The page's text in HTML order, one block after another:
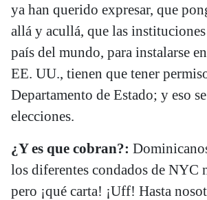
ya han querido expresar, que
allá y acullá, que las
país del mundo, para instalarse
EE. UU., tienen que tener
Departamento de Estado; y eso
elecciones.
¿Y es que cobran?:
los diferentes condados de NYC
pero ¡qué carta! ¡Uff! Hasta